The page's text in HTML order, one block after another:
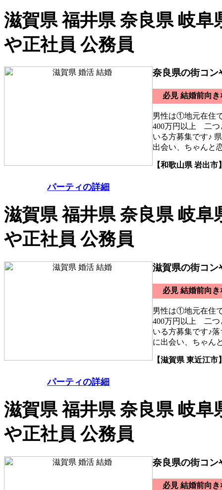
滋賀県 福井県 奈良県 岐
や正社員 公務員
奈良県の街コン
必見 結婚前向
男性は①地元在住
400万円以上 二つ
いる方募集です♪
出会い、ちゃんと
【和歌山県 岩出市
パーティの詳細
滋賀県 福井県 奈良県 岐
や正社員 公務員
滋賀県の街コン
必見 結婚前向
男性は①地元在住
400万円以上 二つ
いる方募集です♪
に出会い、ちゃん
【滋賀県 東近江市
パーティの詳細
滋賀県 福井県 奈良県 岐
や正社員 公務員
奈良県の街コン
必見 結婚前向